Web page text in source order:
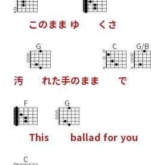
このまま ゆ く さ
汚
G
れた⼿のまま
C
で
G/B
F
This
G
ballad for you
C